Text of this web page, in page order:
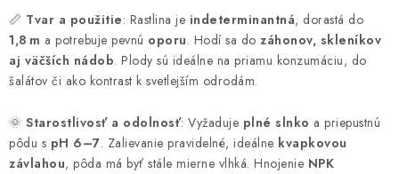
📏 Tvar a použitie: Rastlina je indeterminantná, dorastá do
1,8 m a potrebuje pevnú oporu. Hodí sa do záhonov, skleníkov
aj väčších nádob. Plody sú ideálne na priamu konzumáciu, do
šalátov či ako kontrast k svetlejším odrodám.
🌞 Starostlivosť a odolnosť: Vyžaduje plné slnko a priepustnú
pôdu s pH 6–7. Zalievanie pravidelné, ideálne kvapkovou
závlahou, pôda má byť stále mierne vlhká. Hnojenie NPK